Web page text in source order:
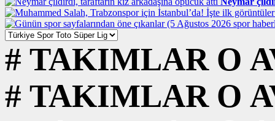
# TAKIMLAR O
# TAKIMLAR O